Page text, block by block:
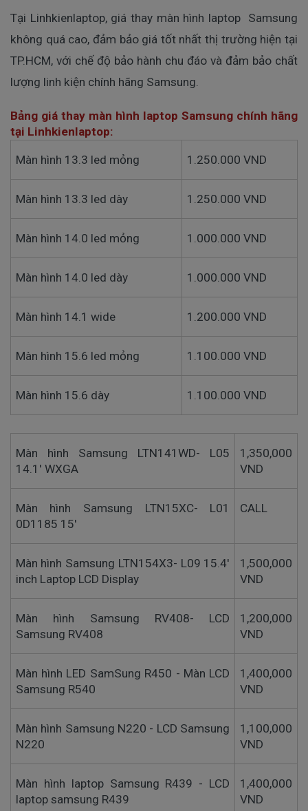
Tại Linhkienlaptop, giá thay màn hình laptop Samsung
không quá cao, đảm bảo giá tốt nhất thị trường hiện tại
TP.HCM, với chế độ bảo hành chu đáo và đảm bảo chất
lượng linh kiện chính hãng Samsung.
Bảng giá thay màn hình laptop Samsung chính hãng
tại Linhkienlaptop:
Màn hình 13.3 led mỏng 1.250.000 VND
Màn hình 13.3 led dày 1.250.000 VND
Màn hình 14.0 led mỏng 1.000.000 VND
Màn hình 14.0 led dày 1.000.000 VND
Màn hình 14.1 wide 1.200.000 VND
Màn hình 15.6 led mỏng 1.100.000 VND
Màn hình 15.6 dày 1.100.000 VND
Màn hình Samsung LTN141WD- L05
14.1' WXGA
1,350,000
VND
Màn hình Samsung LTN15XC- L01
0D1185 15'
CALL
Màn hình Samsung LTN154X3- L09 15.4'
inch Laptop LCD Display
1,500,000
VND
Màn hình Samsung RV408- LCD
Samsung RV408
1,200,000
VND
Màn hình LED SamSung R450 - Màn LCD
Samsung R540
1,400,000
VND
Màn hình Samsung N220 - LCD Samsung
N220
1,100,000
VND
Màn hình laptop Samsung R439 - LCD
laptop samsung R439
1,400,000
VND